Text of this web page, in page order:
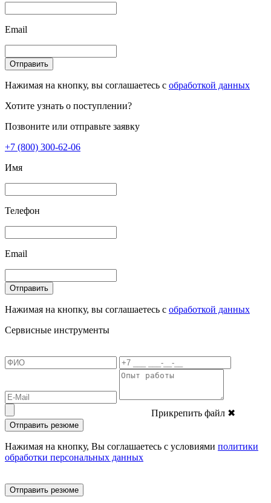
Email
Отправить
Нажимая на кнопку, вы соглашаетесь с обработкой данных
Хотите узнать о поступлении?
Позвоните или отправьте заявку
+7 (800) 300-62-06
Имя
Телефон
Email
Отправить
Нажимая на кнопку, вы соглашаетесь с обработкой данных
Сервисные инструменты
Прикрепить файл ✖
Отправить резюме
Нажимая на кнопку, Вы соглашаетесь с условиями политики
обработки персональных данных
Отправить резюме